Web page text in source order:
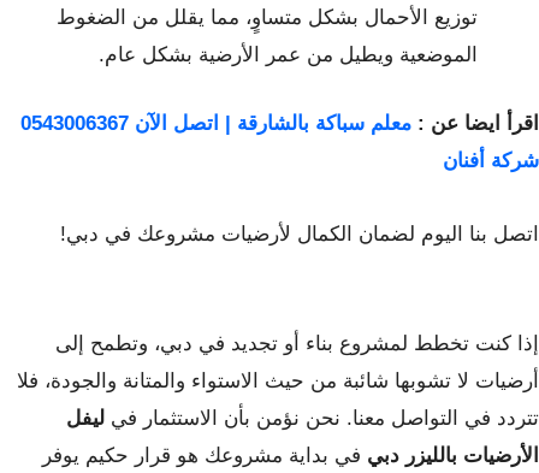
توزيع الأحمال بشكل متساوٍ، مما يقلل من الضغوط
الموضعية ويطيل من عمر الأرضية بشكل عام.
اقرأ ايضا عن :
معلم سباكة بالشارقة | اتصل الآن 0543006367
شركة أفنان
اتصل بنا اليوم لضمان الكمال لأرضيات مشروعك في دبي!
إذا كنت تخطط لمشروع بناء أو تجديد في دبي، وتطمح إلى
أرضيات لا تشوبها شائبة من حيث الاستواء والمتانة والجودة، فلا
تتردد في التواصل معنا. نحن نؤمن بأن الاستثمار في ليفل
الأرضيات بالليزر دبي في بداية مشروعك هو قرار حكيم يوفر